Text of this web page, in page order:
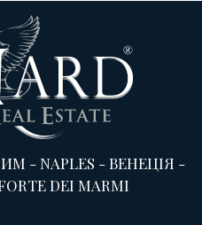
-NAPLES -ВЕНЕЦІЯ -
DEI MARMI